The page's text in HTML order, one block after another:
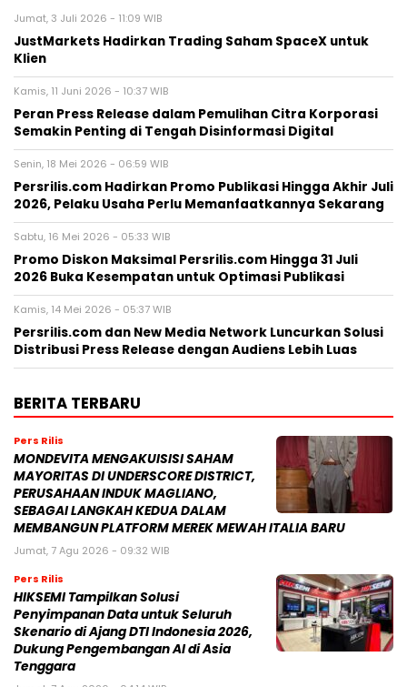
Jumat, 3 Juli 2026 - 11:09 WIB
JustMarkets Hadirkan Trading Saham SpaceX untuk
Klien
Kamis, 11 Juni 2026 - 10:37 WIB
Peran Press Release dalam Pemulihan Citra Korporasi
Semakin Penting di Tengah Disinformasi Digital
Senin, 18 Mei 2026 - 06:59 WIB
Persrilis.com Hadirkan Promo Publikasi Hingga Akhir Juli
2026, Pelaku Usaha Perlu Memanfaatkannya Sekarang
Sabtu, 16 Mei 2026 - 05:33 WIB
Promo Diskon Maksimal Persrilis.com Hingga 31 Juli
2026 Buka Kesempatan untuk Optimasi Publikasi
Kamis, 14 Mei 2026 - 05:37 WIB
Persrilis.com dan New Media Network Luncurkan Solusi
Distribusi Press Release dengan Audiens Lebih Luas
BERITA TERBARU
Pers Rilis
MONDEVITA MENGAKUISISI SAHAM
MAYORITAS DI UNDERSCORE DISTRICT,
PERUSAHAAN INDUK MAGLIANO,
SEBAGAI LANGKAH KEDUA DALAM
MEMBANGUN PLATFORM MEREK MEWAH ITALIA BARU
Jumat, 7 Agu 2026 - 09:32 WIB
Pers Rilis
HIKSEMI Tampilkan Solusi
Penyimpanan Data untuk Seluruh
Skenario di Ajang DTI Indonesia 2026,
Dukung Pengembangan AI di Asia
Tenggara